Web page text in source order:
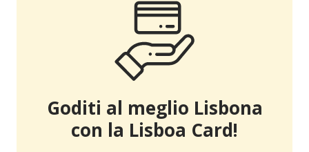
Goditi al meglio Lisbona
con la Lisboa Card!